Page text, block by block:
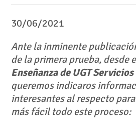
30/06/2021
Ante la inminente
de la primera prueba, desde
Enseñanza de UGT
queremos indicaros
interesantes al respecto
más fácil todo este proceso: